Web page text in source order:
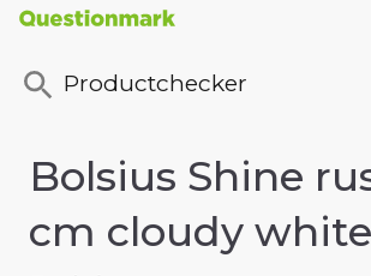
Productchecker
Bolsius Shine
cm cloudy white